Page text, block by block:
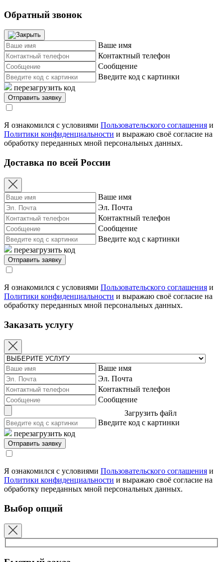
Обратный звонок
Ваше имя
Контактный телефон
Сообщение
Введите код с картинки
перезагрузить код
Я ознакомился с условиями Пользовательского соглашения и
Политики конфиденциальности и выражаю своё согласие на
обработку переданных мной персональных данных.
Доставка по всей России
Ваше имя
Эл. Почта
Контактный телефон
Сообщение
Введите код с картинки
перезагрузить код
Я ознакомился с условиями Пользовательского соглашения и
Политики конфиденциальности и выражаю своё согласие на
обработку переданных мной персональных данных.
Заказать услугу
Ваше имя
Эл. Почта
Контактный телефон
Сообщение
Загрузить файл
Введите код с картинки
перезагрузить код
Я ознакомился с условиями Пользовательского соглашения и
Политики конфиденциальности и выражаю своё согласие на
обработку переданных мной персональных данных.
Выбор опций